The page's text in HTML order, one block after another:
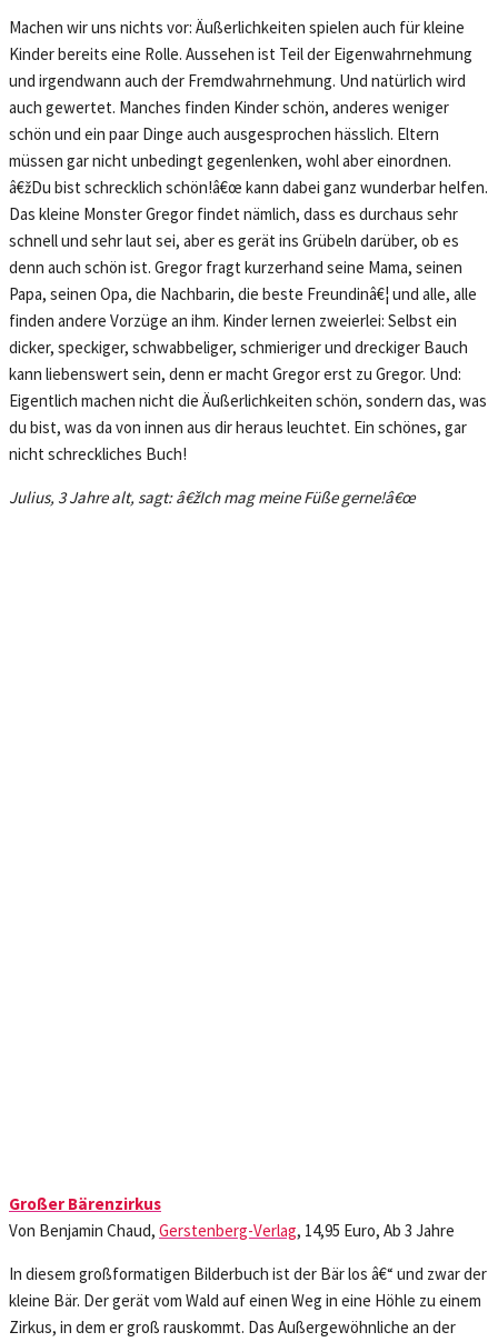
Machen wir uns nichts vor: Äußerlichkeiten spielen auch für kleine
Kinder bereits eine Rolle. Aussehen ist Teil der Eigenwahrnehmung
und irgendwann auch der Fremdwahrnehmung. Und natürlich wird
auch gewertet. Manches finden Kinder schön, anderes weniger
schön und ein paar Dinge auch ausgesprochen hässlich. Eltern
müssen gar nicht unbedingt gegenlenken, wohl aber einordnen.
â€žDu bist schrecklich schön!â€œ kann dabei ganz wunderbar helfen.
Das kleine Monster Gregor findet nämlich, dass es durchaus sehr
schnell und sehr laut sei, aber es gerät ins Grübeln darüber, ob es
denn auch schön ist. Gregor fragt kurzerhand seine Mama, seinen
Papa, seinen Opa, die Nachbarin, die beste Freundinâ€¦ und alle, alle
finden andere Vorzüge an ihm. Kinder lernen zweierlei: Selbst ein
dicker, speckiger, schwabbeliger, schmieriger und dreckiger Bauch
kann liebenswert sein, denn er macht Gregor erst zu Gregor. Und:
Eigentlich machen nicht die Äußerlichkeiten schön, sondern das, was
du bist, was da von innen aus dir heraus leuchtet. Ein schönes, gar
nicht schreckliches Buch!
Julius, 3 Jahre alt, sagt: â€žIch mag meine Füße gerne!â€œ
Großer Bärenzirkus
Von Benjamin Chaud, Gerstenberg-Verlag, 14,95 Euro, Ab 3 Jahre
In diesem großformatigen Bilderbuch ist der Bär los â€“ und zwar der
kleine Bär. Der gerät vom Wald auf einen Weg in eine Höhle zu einem
Zirkus, in dem er groß rauskommt. Das Außergewöhnliche an der